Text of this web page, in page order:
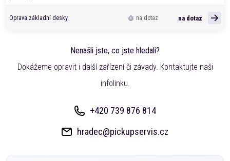
Oprava základní desky na dotaz na dotaz
Nenašli jste, co jste hledali?
Dokážeme opravit i další zařízení či závady. Kontaktujte naši
infolinku.
+420 739 876 814
hradec@pickupservis.cz